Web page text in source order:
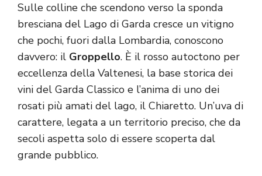
Sulle colline che scendono verso la sponda
bresciana del Lago di Garda cresce un vitigno
che pochi, fuori dalla Lombardia, conoscono
davvero: il Groppello. È il rosso autoctono per
eccellenza della Valtenesi, la base storica dei
vini del Garda Classico e l’anima di uno dei
rosati più amati del lago, il Chiaretto. Un’uva di
carattere, legata a un territorio preciso, che da
secoli aspetta solo di essere scoperta dal
grande pubblico.